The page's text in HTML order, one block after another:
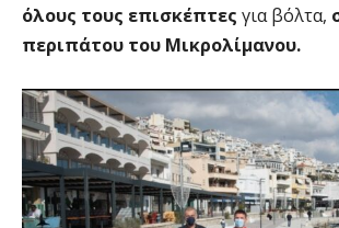
όλους τους επισκέπτες για βόλτα,
περιπάτου του Μικρολίμανου.